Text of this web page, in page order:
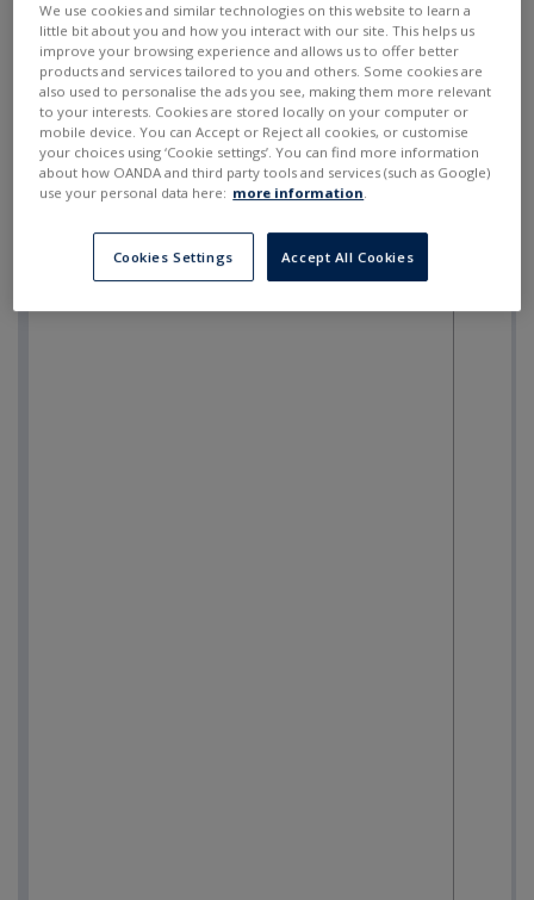
We use cookies and similar technologies on this website to learn a
little bit about you and how you interact with our site. This helps us
improve your browsing experience and allows us to offer better
products and services tailored to you and others. Some cookies are
also used to personalise the ads you see, making them more relevant
to your interests. Cookies are stored locally on your computer or
mobile device. You can Accept or Reject all cookies, or customise
your choices using ‘Cookie settings’. You can find more information
about how OANDA and third party tools and services (such as Google)
use your personal data here: more information.
Cookies Settings Accept All Cookies